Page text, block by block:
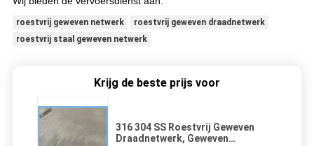
roestvrij geweven netwerk
roestvrij geweven draadnetwerk
roestvrij staal geweven netwerk
Krijg de beste prijs voor
316 304 SS Roestvrij Geweven
Draadnetwerk, Geweven